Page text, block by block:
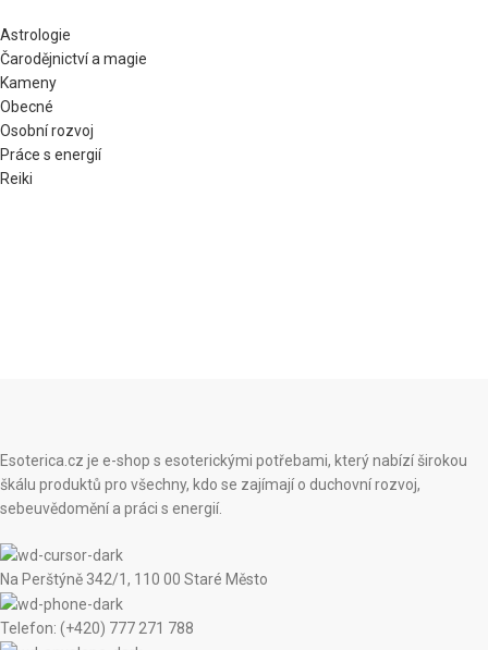
Astrologie
Čarodějnictví a magie
Kameny
Obecné
Osobní rozvoj
Práce s energií
Reiki
Esoterica.cz je e-shop s esoterickými potřebami, který nabízí širokou
škálu produktů pro všechny, kdo se zajímají o duchovní rozvoj,
sebeuvědomění a práci s energií.
Na Perštýně 342/1, 110 00 Staré Město
Telefon: (+420) 777 271 788